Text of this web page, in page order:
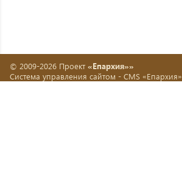
© 2009-2026 Проект «Епархия»»
Система управления сайтом - CMS «Епархия»